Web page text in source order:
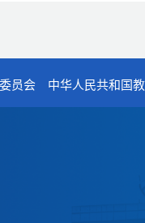
员会 中华人民共和国